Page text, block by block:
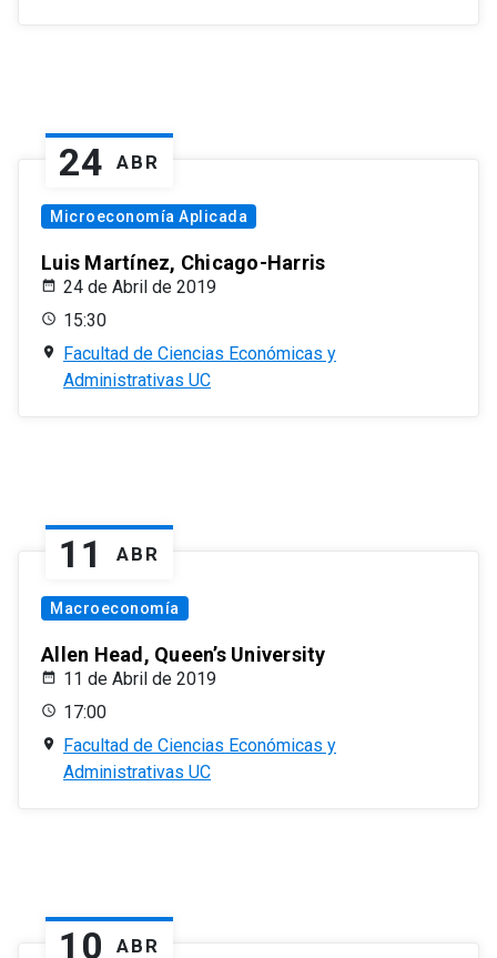
24 ABR
Microeconomía Aplicada
Luis Martínez, Chicago-Harris
24 de Abril de 2019
15:30
Facultad de Ciencias Económicas y
Administrativas UC
11 ABR
Macroeconomía
Allen Head, Queen’s University
11 de Abril de 2019
17:00
Facultad de Ciencias Económicas y
Administrativas UC
10 ABR